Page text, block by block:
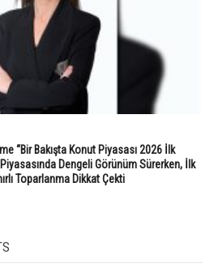
“Bir Bakışta Konut Piyasası 2026 İlk
Piyasasında Dengeli Görünüm Sürerken, İlk
Toparlanma Dikkat Çekti